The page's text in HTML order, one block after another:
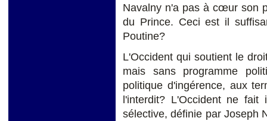
Navalny n'a pas à cœur son
du Prince. Ceci est il
Poutine?
L'Occident qui soutient le
mais sans programme
politique d'ingérence, aux
l'interdit? L'Occident ne
sélective, définie par Joseph